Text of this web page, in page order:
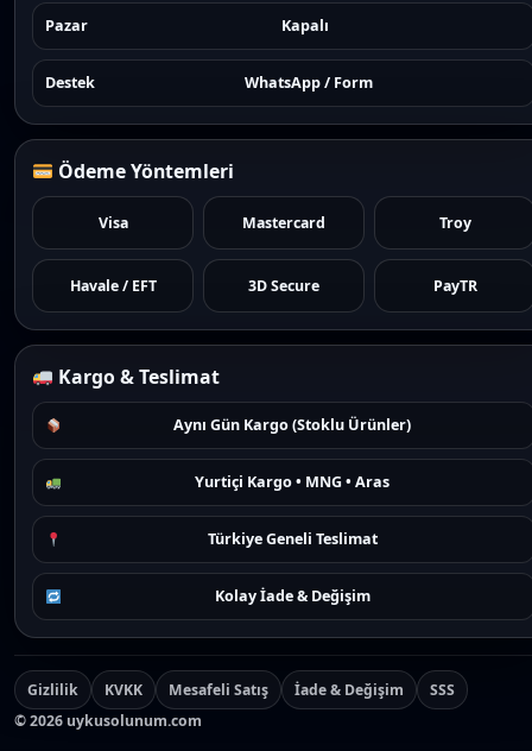
Pazar Kapalı
Destek WhatsApp / Form
Ödeme Yöntemleri
Visa Mastercard Troy
Havale / EFT 3D Secure PayTR
Kargo & Teslimat
Aynı Gün Kargo (Stoklu Ürünler)
Yurtiçi Kargo • MNG • Aras
Türkiye Geneli Teslimat
Kolay İade & Değişim
Gizlilik KVKK Mesafeli Satış İade & Değişim
SSS
©2026 uykusolunum.com